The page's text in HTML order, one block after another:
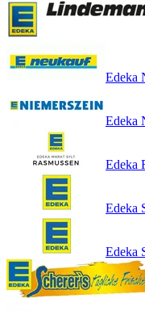
Edeka
Edeka
Edeka
Edeka
Edeka